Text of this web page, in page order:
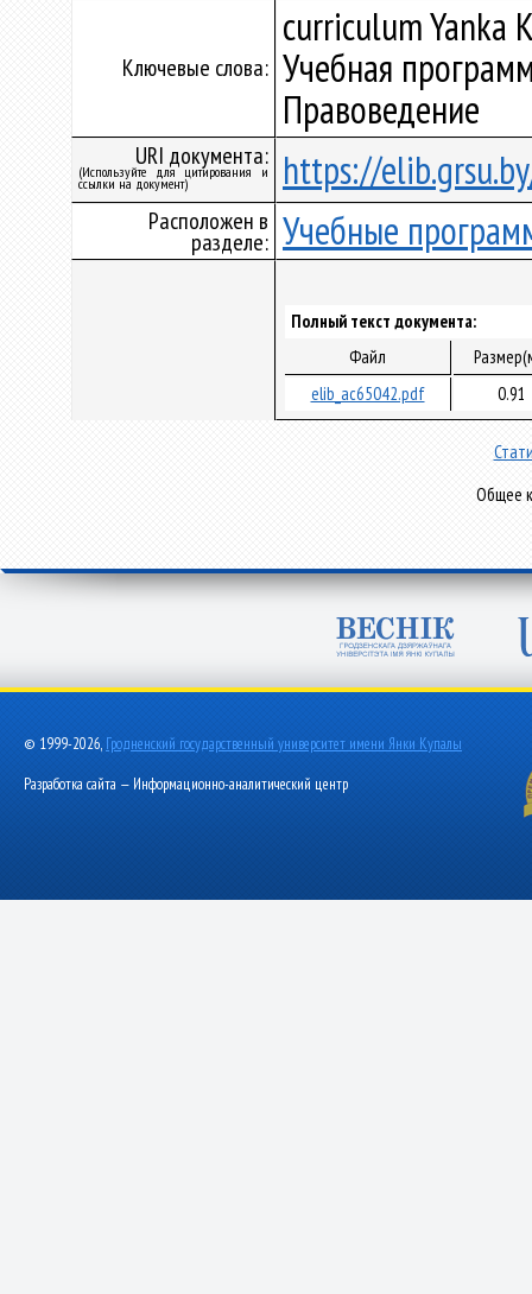
Ключевые слова:
curriculum Yanka
Учебная
Правоведение
URI документа:
(Используйте для цитирования и
ссылки на документ) https://
Расположен в
разделе: Учебные
Полный текст документа:
Файл
elib_ac65042.pdf
0.91
Общее
© 1999-2026, Гродненский государственный университет имени Янки Купалы
Разработка сайта — Информационно-аналитический центр